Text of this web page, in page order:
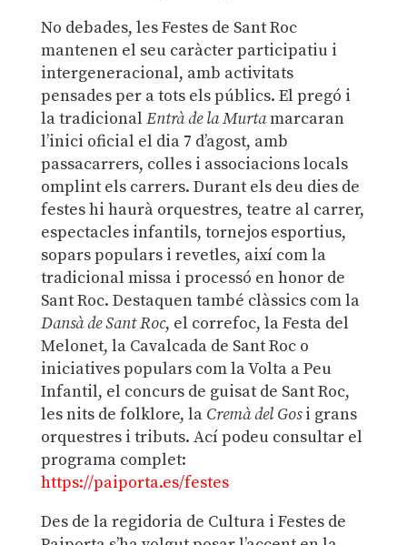
No debades, les Festes de Sant Roc
mantenen el seu caràcter participatiu i
intergeneracional, amb activitats
pensades per a tots els públics. El pregó i
la tradicional Entrà de la Murtamarcaran
l’inici oficial el dia 7 d’agost, amb
passacarrers, colles i associacions locals
omplint els carrers. Durant els deu dies de
festes hi haurà orquestres, teatre al carrer,
espectacles infantils, tornejos esportius,
sopars populars i revetles, així com la
tradicional missa i processó en honor de
Sant Roc. Destaquen també clàssics com la
Dansà de Sant Roc, el correfoc, la Festa del
Melonet, la Cavalcada de Sant Roc o
iniciatives populars com la Volta a Peu
Infantil, el concurs de guisat de Sant Roc,
les nits de folklore, la Cremà del Gosi grans
orquestres i tributs. Ací podeu consultar el
programa complet:
https://paiporta.es/festes
Des de la regidoria de Cultura i Festes de